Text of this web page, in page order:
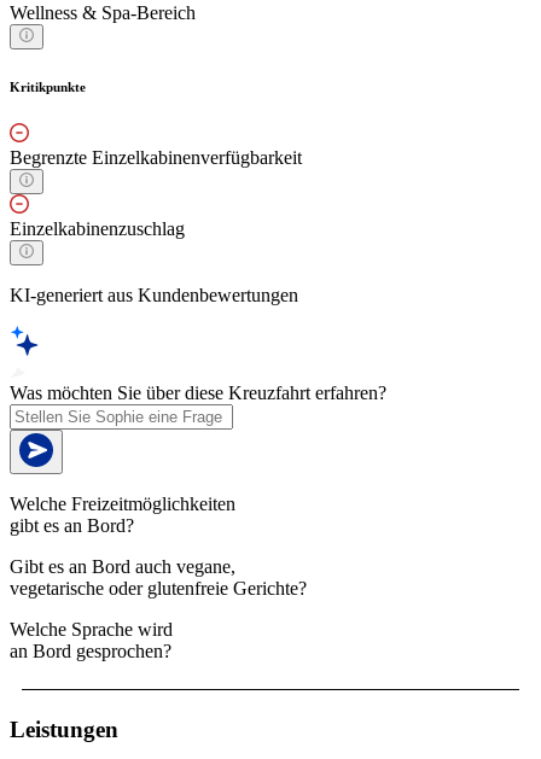
Wellness & Spa-Bereich
Kritikpunkte
Begrenzte Einzelkabinenverfügbarkeit
Einzelkabinenzuschlag
KI-generiert aus Kundenbewertungen
Was möchten Sie über diese Kreuzfahrt erfahren?
Welche Freizeitmöglichkeiten
gibt es an Bord?
Gibt es an Bord auch vegane,
vegetarische oder glutenfreie Gerichte?
Welche Sprache wird
an Bord gesprochen?
Leistungen